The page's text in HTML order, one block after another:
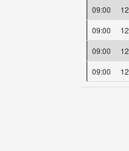
09:00 12
09:00
12
09:00
12
09:00
12